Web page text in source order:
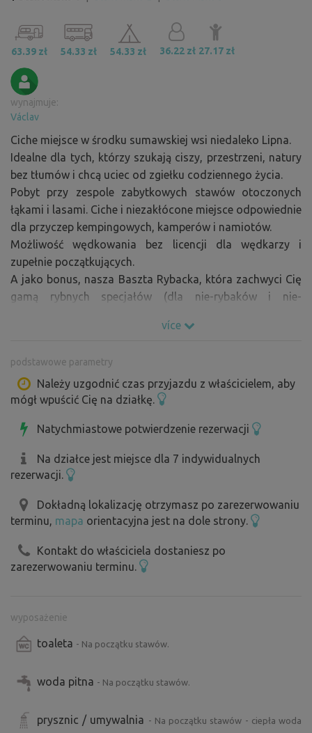
63.39 zł 54.33 zł 54.33 zł 36.22 zł 27.17 zł
wynajmuje:
Václav
Ciche miejsce w środku sumawskiej wsi niedaleko Lipna.
Idealne dla tych, którzy szukają ciszy, przestrzeni, natury
bez tłumów i chcą uciec od zgiełku codziennego życia.
Pobyt przy zespole zabytkowych stawów otoczonych
łąkami i lasami. Ciche i niezakłócone miejsce odpowiednie
dla przyczep kempingowych, kamperów i namiotów.
Możliwość wędkowania bez licencji dla wędkarzy i
zupełnie początkujących.
A jako bonus, nasza Baszta Rybacka, która zachwyci Cię
gamą rybnych specjałów (dla nie-rybaków i nie-
více
podstawowe parametry
Należy uzgodnić czas przyjazdu z właścicielem, aby
mógł wpuścić Cię na działkę.
Natychmiastowe potwierdzenie rezerwacji
Na działce jest miejsce dla 7 indywidualnych
rezerwacji.
Dokładną lokalizację otrzymasz po zarezerwowaniu
terminu, mapa orientacyjna jest na dole strony.
Kontakt do właściciela dostaniesz po
zarezerwowaniu terminu.
wyposażenie
toaleta - Na początku stawów.
woda pitna - Na początku stawów.
prysznic / umywalnia - Na początku stawów - ciepła woda